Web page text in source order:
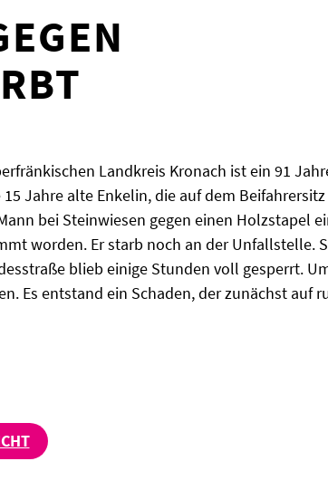
Landkreis Kronach ist ein 91
Jahre alte Enkelin, die auf dem Beifahrersitz
bei Steinwiesen gegen einen Holzstapel
worden. Er starb noch an der Unfallstelle.
blieb einige Stunden voll gesperrt.
Es entstand ein Schaden, der zunächst auf